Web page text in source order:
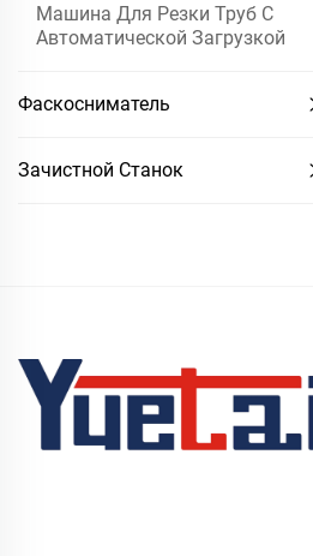
Машина Для Резки Труб С
Автоматической Загрузкой
Фаскосниматель
Зачистной Станок